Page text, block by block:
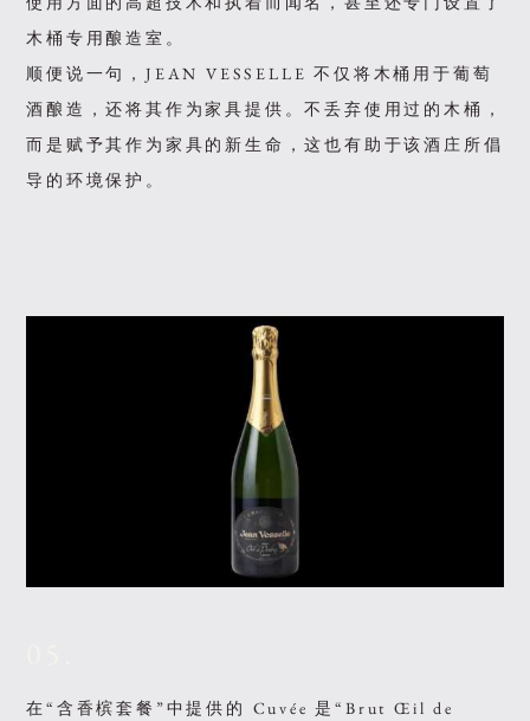
木桶专用酿造室。
顺便说一句，JEAN VESSELLE 不仅将木桶用于葡萄
酒酿造，还将其作为家具提供。不丢弃使用过的木桶，
而是赋予其作为家具的新生命，这也有助于该酒庄所倡
导的环境保护。
在“含香槟套餐”中提供的 Cuvée 是“Brut Œil de